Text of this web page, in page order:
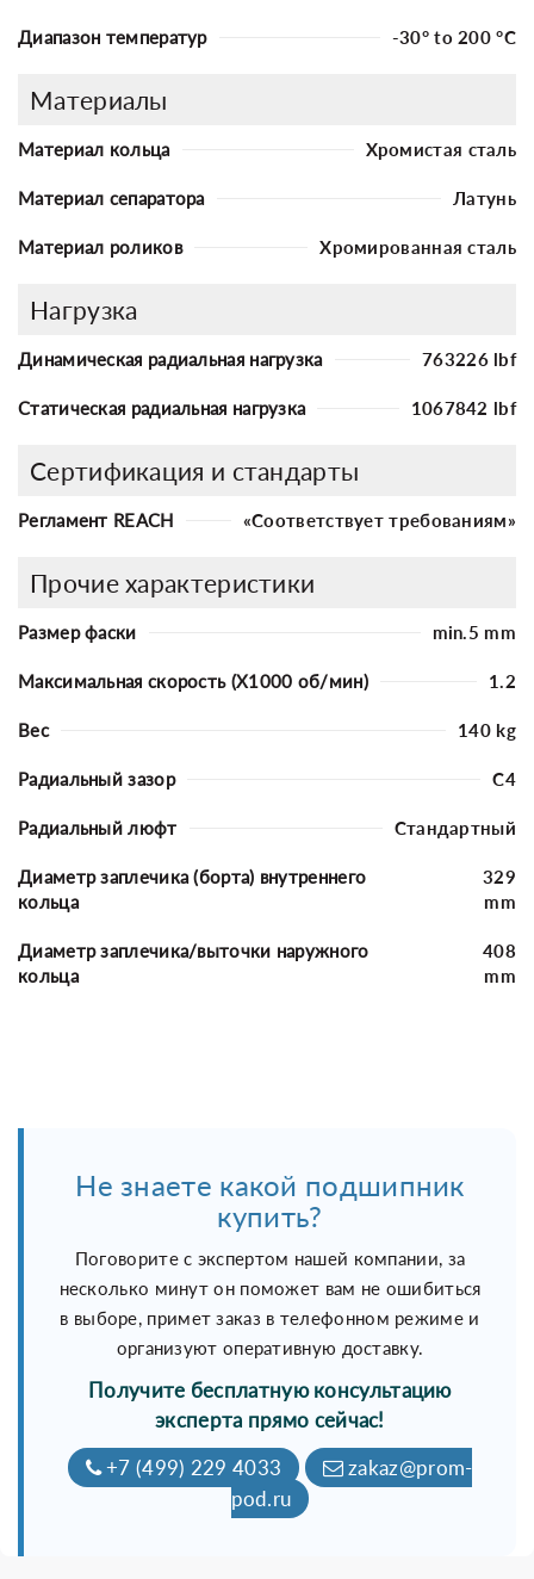
Диапазон температур -30° to 200 °C
Материалы
Материал кольца Хромистая сталь
Материал сепаратора Латунь
Материал роликов Хромированная сталь
Нагрузка
Динамическая радиальная нагрузка 763226 lbf
Статическая радиальная нагрузка 1067842 lbf
Сертификация и стандарты
Регламент REACH «Соответствует требованиям»
Прочие характеристики
Размер фаски min.5 mm
Максимальная скорость (X1000 об/мин) 1.2
Вес 140 kg
Радиальный зазор C4
Радиальный люфт Стандартный
Диаметр заплечика (борта) внутреннего
кольца
329
mm
Диаметр заплечика/выточки наружного
кольца
408
mm
Не знаете какой подшипник
купить?
Поговорите с экспертом нашей компании, за
несколько минут он поможет вам не ошибиться
в выборе, примет заказ в телефонном режиме и
организуют оперативную доставку.
Получите бесплатную консультацию
эксперта прямо сейчас!
+7 (499) 229 4033
zakaz@prom-
pod.ru